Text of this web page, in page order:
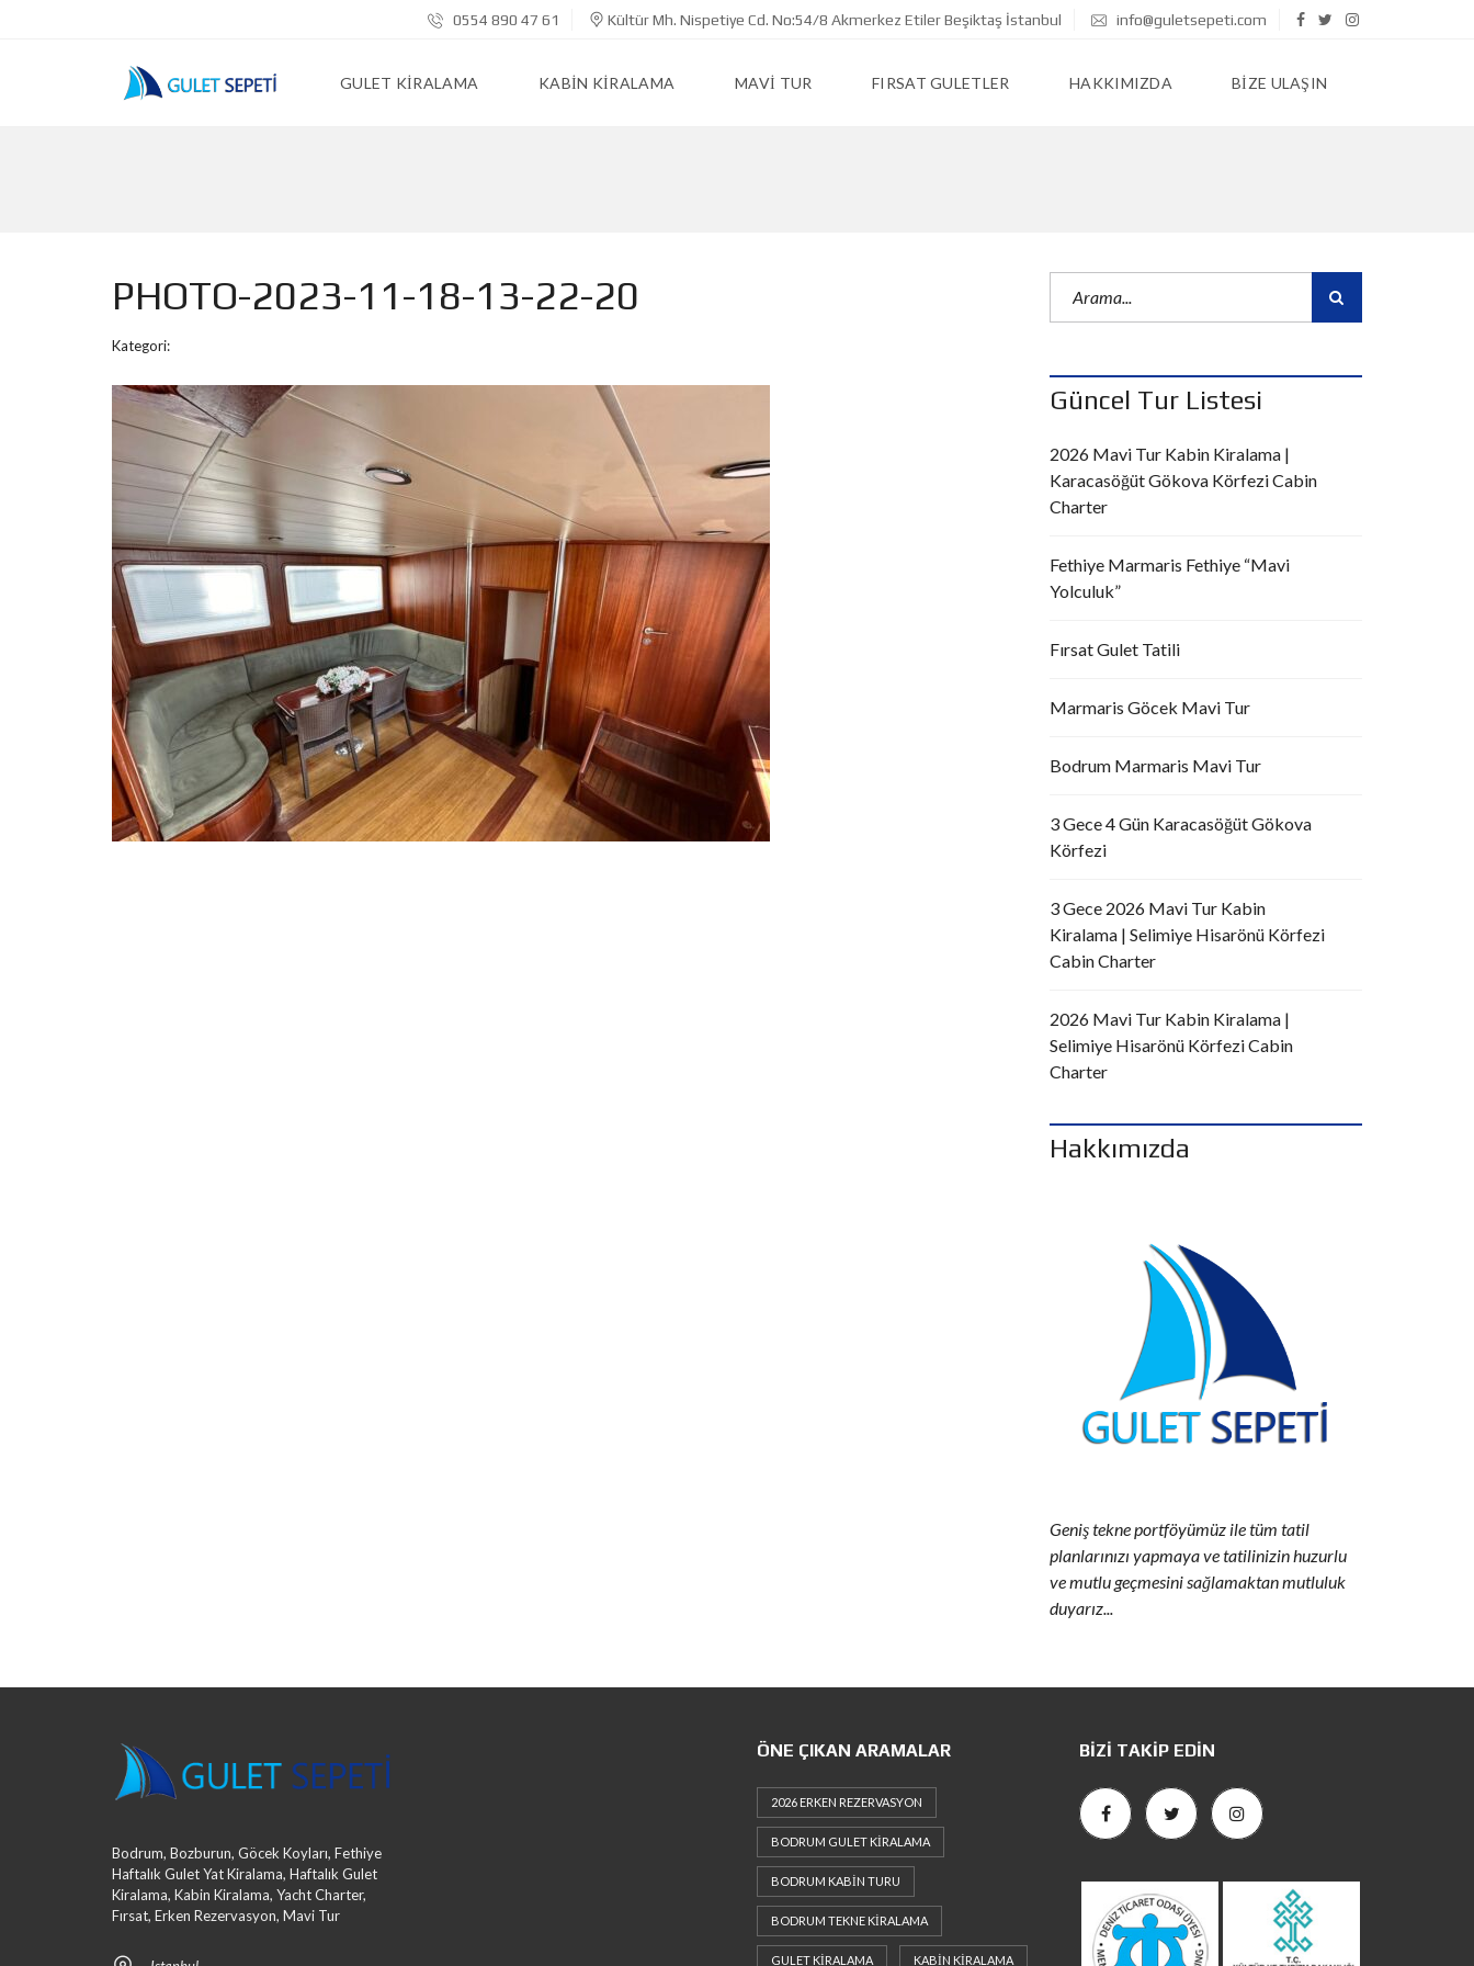
0554 890 47 61 Kültür Mh. Nispetiye Cd. No:54/8 Akmerkez Etiler Beşiktaş İstanbul info@guletsepeti.com
GULET KIRALAMA KABIN KIRALAMA MAVI TUR FIRSAT GULETLER HAKKIMIZDA BIZE ULAŞIN
PHOTO-2023-11-18-13-22-20
Kategori:
Güncel Tur Listesi
2026 Mavi Tur Kabin Kiralama |
Karacasöğüt Gökova Körfezi Cabin
Charter
Fethiye Marmaris Fethiye “Mavi
Yolculuk”
Fırsat Gulet Tatili
Marmaris Göcek Mavi Tur
Bodrum Marmaris Mavi Tur
3 Gece 4 Gün Karacasöğüt Gökova
Körfezi
3 Gece 2026 Mavi Tur Kabin
Kiralama | Selimiye Hisarönü Körfezi
Cabin Charter
2026 Mavi Tur Kabin Kiralama |
Selimiye Hisarönü Körfezi Cabin
Charter
Hakkımızda
Geniş tekne portföyümüz ile tüm tatil
planlarınızı yapmaya ve tatilinizin huzurlu
ve mutlu geçmesini sağlamaktan mutluluk
duyarız...
Bodrum, Bozburun, Göcek Koyları, Fethiye
Haftalık Gulet Yat Kiralama, Haftalık Gulet
Kiralama, Kabin Kiralama, Yacht Charter,
Fırsat, Erken Rezervasyon, Mavi Tur
ÖNE ÇIKAN ARAMALAR
2026 ERKEN REZERVASYON
BODRUM GULET KIRALAMA
BODRUM KABIN TURU
BODRUM TEKNE KIRALAMA
GULET KIRALAMA KABIN KIRALAMA
BIZI TAKIP EDIN